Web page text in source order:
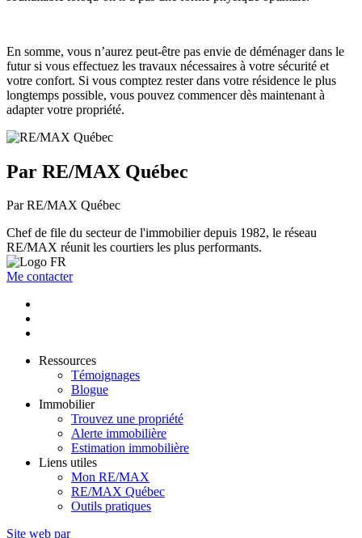
En somme, vous n’aurez peut-être pas envie de déménager dans le
futur si vous effectuez les travaux nécessaires à votre sécurité et
votre confort. Si vous comptez rester dans votre résidence le plus
longtemps possible, vous pouvez commencer dès maintenant à
adapter votre propriété.
Par RE/MAX Québec
Par RE/MAX Québec
Chef de file du secteur de l'immobilier depuis 1982, le réseau
RE/MAX réunit les courtiers les plus performants.
Me contacter
Ressources
Témoignages
Blogue
Immobilier
Trouvez une propriété
Alerte immobilière
Estimation immobilière
Liens utiles
Mon RE/MAX
RE/MAX Québec
Outils pratiques
Site web par